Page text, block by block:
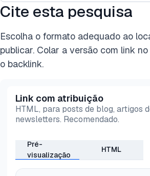
da ordem de um kilobyte. Para
menos: cerca de 3.000 fotos
aproximadamente uma hora de
Ajustes → Dados e
automático de mídia antes de se
Em nossos testes, o plano
teve o maior throughput e a
conexão, enquanto a Oxylabs
latência por mensagem.
Cite esta pesquisa
Escolha o formato adequado ao
publicar. Colar a versão com link
o backlink.
Link com atribuição
HTML, para posts de blog, artigos
newsletters. Recomendado.
Pré-
visualização
HTML